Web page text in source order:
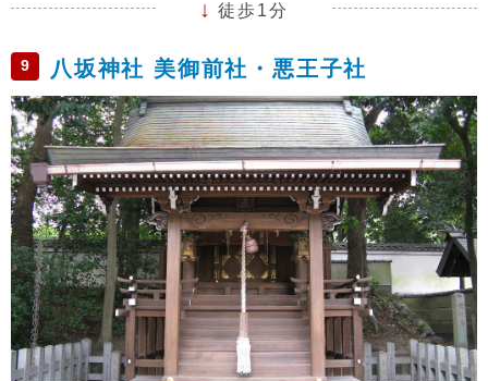
徒歩1分
9 八坂神社 美御前社・悪王子社